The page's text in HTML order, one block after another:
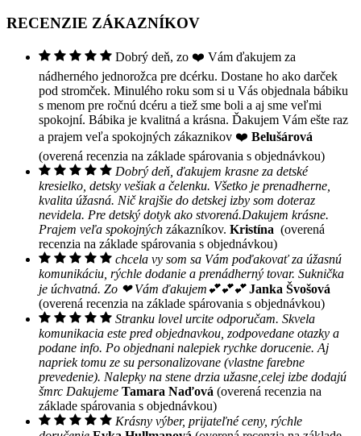
RECENZIE ZÁKAZNÍKOV
Dobrý deň, zo ❤️ Vám ďakujem za
nádherného jednorožca pre dcérku. Dostane ho ako darček
pod stromček. Minulého roku som si u Vás objednala bábiku
s menom pre ročnú dcéru a tiež sme boli a aj sme veľmi
spokojní. Bábika je kvalitná a krásna. Ďakujem Vám ešte raz
a prajem veľa spokojných zákaznikov ❤️ Belušárová
(overená recenzia na základe spárovania s objednávkou)
Dobrý deň, ďakujem krasne za detské
kresielko, detsky vešiak a čelenku. Všetko je prenadherne,
kvalita úžasná. Nič krajšie do detskej izby som doteraz
nevidela. Pre detský dotyk ako stvorená.Dakujem krásne.
Prajem veľa spokojných zákazníkov. Kristína (overená
recenzia na základe spárovania s objednávkou)
chcela vy som sa Vám poďakovať za úžasnú
komunikáciu, rýchle dodanie a prenádherný tovar. Suknička
je úchvatná. Zo ❤ Vám ďakujem💕💕💕 Janka Švošová
(overená recenzia na základe spárovania s objednávkou)
Stranku lovel urcite odporučam. Skvela
komunikacia este pred objednavkou, zodpovedane otazky a
podane info. Po objednani nalepiek rychke dorucenie. Aj
napriek tomu ze su personalizovane (vlastne farebne
prevedenie). Nalepky na stene drzia užasne,celej izbe dodajú
šmrc Dakujeme Tamara Naďová (overená recenzia na
základe spárovania s objednávkou)
Krásny výber, prijateľné ceny, rýchle